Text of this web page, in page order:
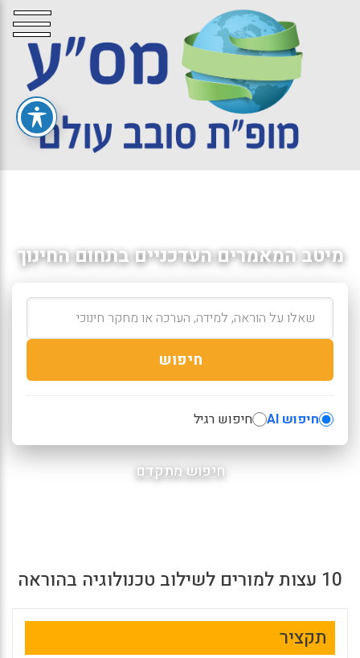
מיטב המאמרים העדכניים בתחום החינוך
חיפוש
חיפוש AI חיפוש רגיל
חיפוש מתקדם
10 עצות למורים לשילוב טכנולוגיה בהוראה
תקציר